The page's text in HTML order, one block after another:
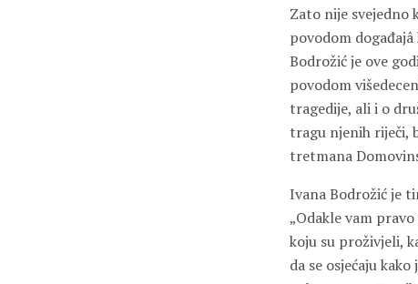
Zato nije svejedno
povodom
Bodrožić je ove
povodom
tragedije, ali i o
tragu njenih riječi,
tretmana
Ivana Bodrožić je
„Odakle vam
koju su proživjeli,
da se osjećaju